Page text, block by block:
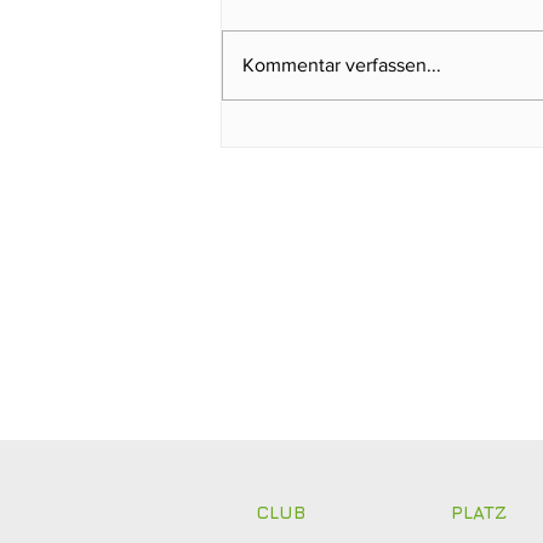
Kommentar verfassen...
CLUB PLATZ